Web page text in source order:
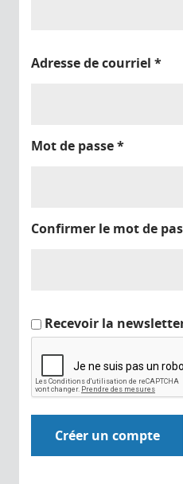
Adresse de courriel *
Mot de passe*
Confirmer le mot de
Recevoir la